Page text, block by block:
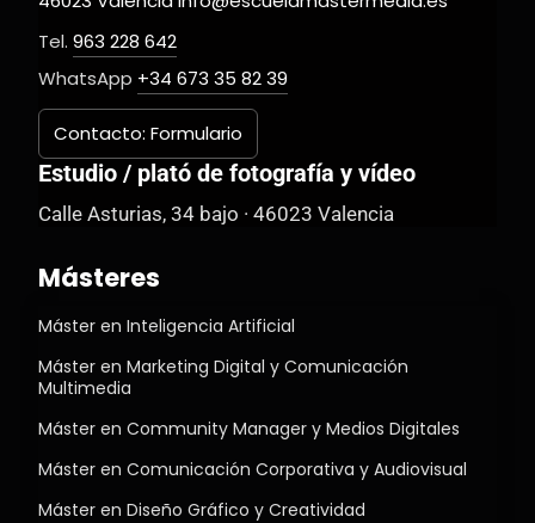
Tel. 963 228 642
WhatsApp +34 673 35 82 39
Contacto: Formulario
Estudio / plató de fotografía y vídeo
Calle Asturias, 34 bajo · 46023 Valencia
Másteres
Máster en Inteligencia Artificial
Máster en Marketing Digital y Comunicación
Multimedia
Máster en Community Manager y Medios Digitales
Máster en Comunicación Corporativa y Audiovisual
Máster en Diseño Gráfico y Creatividad